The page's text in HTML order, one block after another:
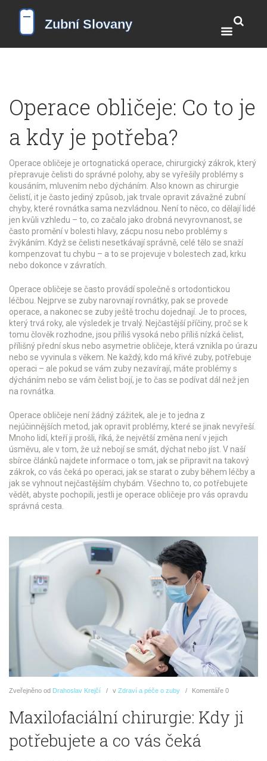
Operace obličeje: Co to je
a kdy je potřeba?
Operace obličeje je ortognatická operace, chirurgický zákrok, který
přepravuje čelisti do správné polohy, aby se vyřešily problémy s
kousáním, mluvením nebo dýcháním . Also known as chirurgie
čelistí, it je často jediný způsob, jak trvale opravit závažné zubní
chyby, které rovnátka sama nezvládnou. Není to něco, co dělají lidé
jen kvůli vzhledu – to, co začalo jako drobná nevyrovnanost, se
často promění v bolesti hlavy, zácpu nosu nebo problémy s
žvýkáním. Když se čelisti nesetkávají správně, celé tělo se snaží
kompenzovat tu chybu – a to se projevuje v bolestech zad, krku
nebo dokonce v závratích.
Operace obličeje se často provádí společně s ortodontickou
léčbou. Nejprve se zuby narovnají rovnátky, pak se provede
operace, a nakonec se zuby ještě trochu dojednají. Je to proces,
který trvá roky, ale výsledek je trvalý. Nejčastější příčiny, proč se k
tomu člověk rozhodne, jsou příliš vysoká nebo příliš nízká čelist,
přílišný přední skus nebo asymetrie obličeje, která vznikla po úrazu
nebo se vyvinula s věkem. Ne každý, kdo má křivé zuby, potřebuje
operaci – ale pokud se vám zuby nezavírají, máte problémy s
dýcháním nebo se vám čelist bojí, je to čas se podívat dál než jen
na rovnátka.
Operace obličeje není žádný zážitek, ale je to jedna z
nejúčinnějších metod, jak opravit problémy, které se jinak nevyřeší.
Mnoho lidí, kteří ji prošli, říká, že největší změna není v jejich
úsměvu, ale v tom, že už nebojí se smát, dýchat nebo jíst. V naší
sbírce článků najdete informace o tom, jak se připravit na takový
zákrok, co vás čeká po operaci, jak se starat o zuby během léčby a
jak se vyhnout nejčastějším chybám. Všechno to, co potřebujete
vědět, abyste pochopili, jestli je operace obličeje pro vás opravdu
správná cesta.
Zveřejněno od Drahoslav Krejčí v Zdraví a péče o zuby Komentáře 0
Maxilofaciální chirurgie: Kdy ji
potřebujete a co vás čeká